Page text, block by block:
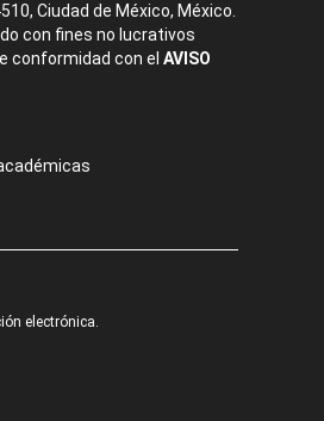
Ciudad de México, México.
con fines no lucrativos
conformidad con el AVISO
electrónica.